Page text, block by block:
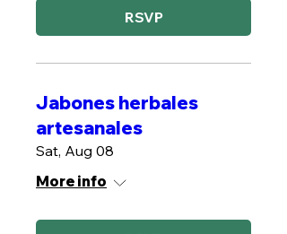
RSVP
Jabones herbales
artesanales
Sat, Aug 08
More info